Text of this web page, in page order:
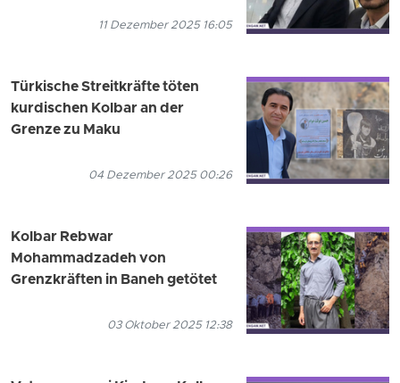
11 Dezember 2025 16:05
Türkische Streitkräfte töten
kurdischen Kolbar an der
Grenze zu Maku
04 Dezember 2025 00:26
Kolbar Rebwar
Mohammadzadeh von
Grenzkräften in Baneh getötet
03 Oktober 2025 12:38